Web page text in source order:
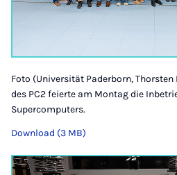
Foto (Universität Paderborn, Thorsten
des PC2 feierte am Montag die
Supercomputers.
Download (3 MB)